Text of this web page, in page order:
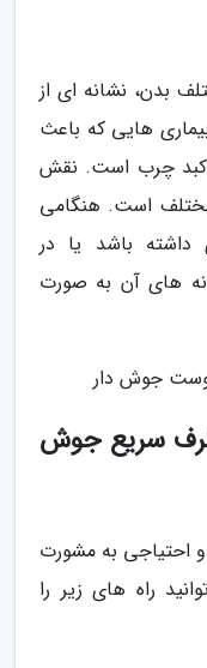
بدن، نشانه ای از
هایی که باعث
کبد چرب است. نقش
است. هنگامی
باشد یا در
های آن به صورت
پوست جوش دار
سریع جوش
احتیاجی به مشورت
راه های زیر را